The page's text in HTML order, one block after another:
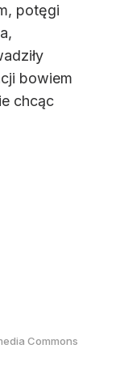
potęgi
bowiem
chcąc
Commons